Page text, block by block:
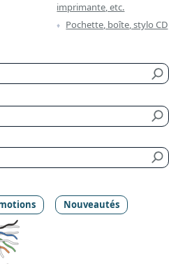
imprimante, etc.
Pochette, boîte, stylo CD
Nouveautés